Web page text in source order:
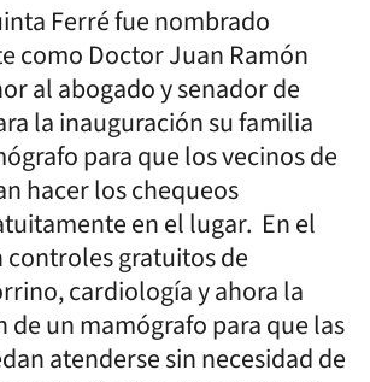
Ferré fue nombrado
como Doctor Juan Ramón
al abogado y senador de
la inauguración su familia
para que los vecinos de
hacer los chequeos
en el lugar. En el
controles gratuitos de
cardiología y ahora la
un mamógrafo para que las
atenderse sin necesidad de